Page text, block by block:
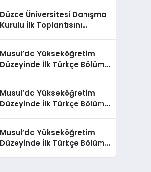
Düzce Üniversitesi Danışma
Kurulu İlk Toplantısını
Musul’da Yükseköğretim
Düzeyinde İlk Türkçe Bölümü
Musul’da Yükseköğretim
Düzeyinde İlk Türkçe Bölümü
Musul’da Yükseköğretim
Düzeyinde İlk Türkçe Bölümü